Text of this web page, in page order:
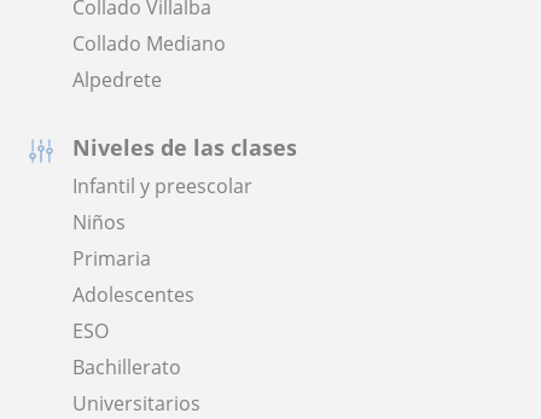
Collado Villalba
Collado Mediano
Alpedrete
Niveles de las clases
Infantil y preescolar
Niños
Primaria
Adolescentes
ESO
Bachillerato
Universitarios